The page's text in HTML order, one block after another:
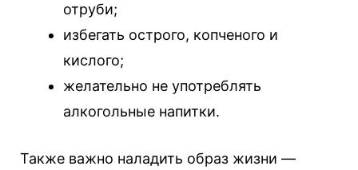
отруби;
избегать острого, копченого и
кислого;
желательно не употреблять
алкогольные напитки.
Также важно наладить образ жизни —